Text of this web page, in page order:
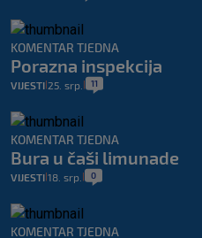
KOMENTAR TJEDNA
Porazna inspekcija
VIJESTI 25. srp. 11
KOMENTAR TJEDNA
Bura u čaši limunade
VIJESTI 18. srp. 0
KOMENTAR TJEDNA